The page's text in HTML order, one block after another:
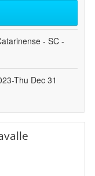
- SC -
Thu Dec 31